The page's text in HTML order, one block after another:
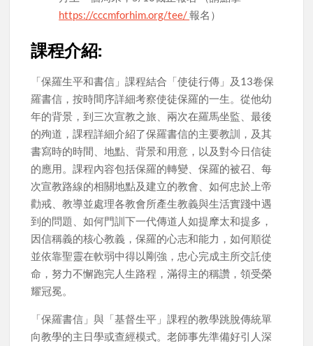
https://cccmforhim.org/tee/報名）
課程介紹:
「保羅生平和書信」課程結合「使徒行傳」及13卷保
羅書信，按時間序詳細考察使徒保羅的一生。從他幼
年的背景，到三次宣教之旅、兩次在羅馬坐監、最後
的殉道，課程詳細介紹了保羅書信的主要教訓，及其
書寫時的時間、地點、背景和用意，以及對今日信徒
的應用。課程內容包括保羅的轉變、保羅的被召、每
次宣教路線的相關地點及建立的教會、如何忠於上帝
勸戒、教導並處理各教會所產生教義與生活實踐中遇
到的問題、如何門訓下一代傳道人如提摩太和提多，
因信稱義的核心教義，保羅的心志和能力，如何順從
並依靠聖靈在軟弱中得以剛強，忠心完成主所交託使
命，努力不懈跑完人生路程，滿得主的稱讚，領受榮
耀冠冕。
「保羅書信」與「基督生平」課程的教學跳脫傳統單
向教學的主日學或查經模式。老師事先準備好引人深